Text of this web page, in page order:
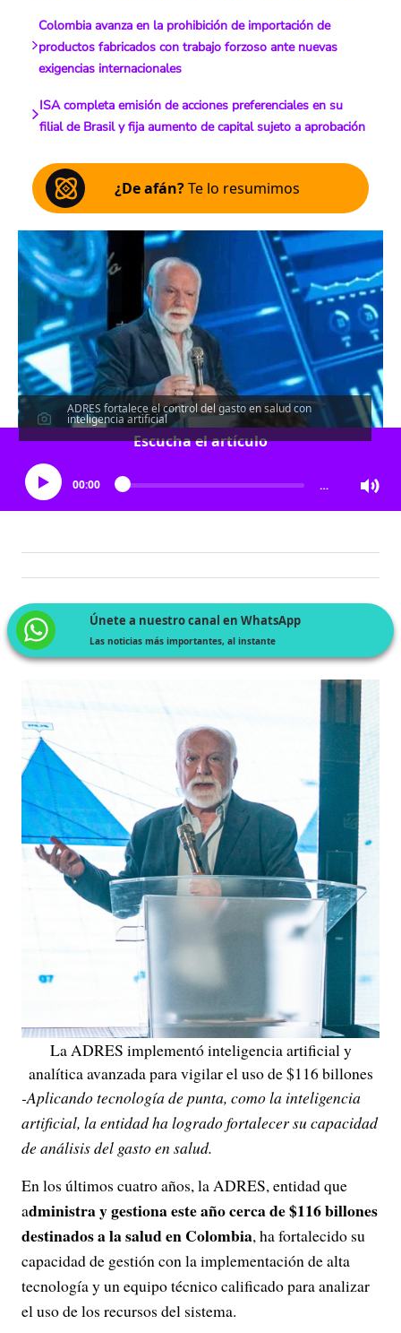
Colombia avanza en la prohibición de importación de
productos fabricados con trabajo forzoso ante nuevas
exigencias internacionales
ISA completa emisión de acciones preferenciales en su
filial de Brasil y fija aumento de capital sujeto a aprobación
¿De afán?Te lo resumimos
ADRES fortalece el control del gasto en salud con
inteligencia artificial
Escucha el artículo
00:00 …
Únete a nuestro canal en WhatsApp
Las noticias más importantes, al instante
La ADRES implementó inteligencia artificial y
analítica avanzada para vigilar el uso de $116 billones
-Aplicando tecnología de punta, como la inteligencia
artificial, la entidad ha logrado fortalecer su capacidad
de análisis del gasto en salud.
En los últimos cuatro años, la ADRES, entidad que
administra y gestiona este año cerca de $116 billones
destinados a la salud en Colombia, ha fortalecido su
capacidad de gestión con la implementación de alta
tecnología y un equipo técnico calificado para analizar
el uso de los recursos del sistema.